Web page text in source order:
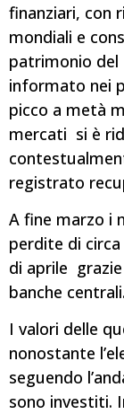
finanziari, con
mondiali e
patrimonio del
informato nei
picco a metà
mercati si è
registrato
A fine marzo i
perdite di
di aprile
banche centrali.
I valori delle
nonostante
seguendo
sono investiti.